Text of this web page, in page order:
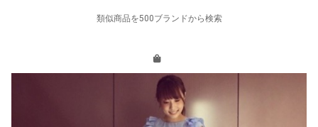
類似商品を500ブランドから検索